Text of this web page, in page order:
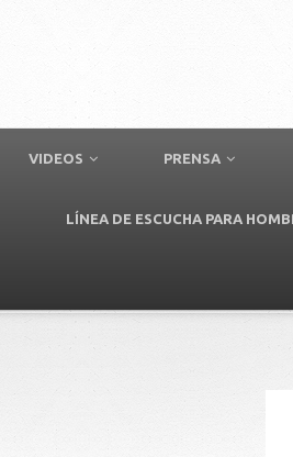
VIDEOS PRENSA
LÍNEA DE ESCUCHA PARA